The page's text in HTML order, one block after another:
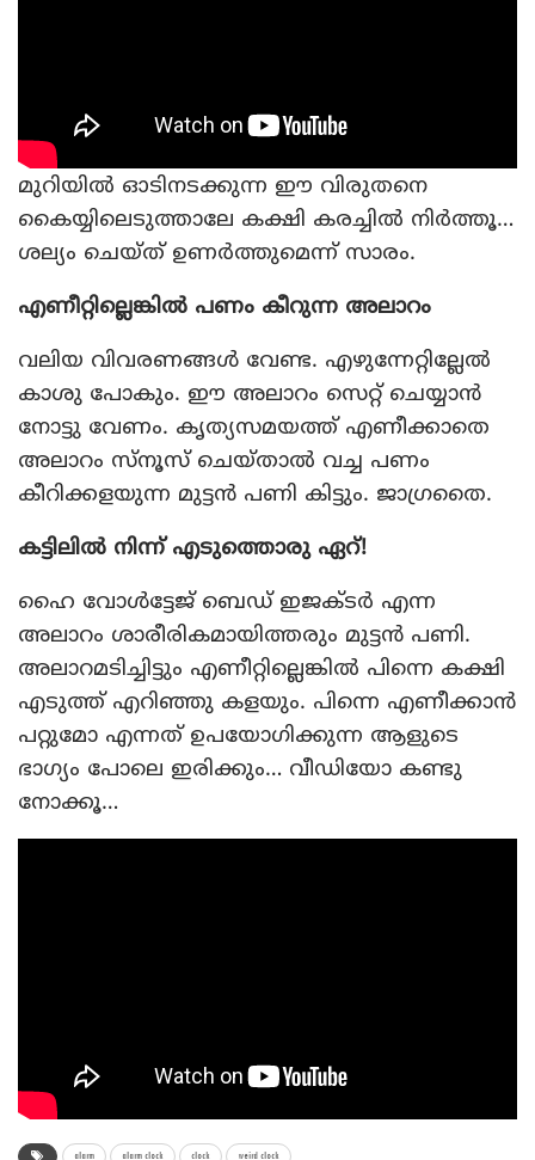
മുറിയില്‍ ഓടിനടക്കുന്ന ഈ വിരുതനെ
കൈയ്യിലെടുത്താലേ കക്ഷി കരച്ചില്‍ നിര്‍ത്തൂ…
ശല്യം ചെയ്ത് ഉണര്‍ത്തുമെന്ന് സാരം.
എണീറ്റില്ലെങ്കില്‍ പണം കീറുന്ന അലാറം
വലിയ വിവരണങ്ങള്‍ വേണ്ട. എഴുന്നേറ്റില്ലേല്‍
കാശു പോകും. ഈ അലാറം സെറ്റ് ചെയ്യാന്‍
നോട്ടു വേണം. കൃത്യസമയത്ത് എണീക്കാതെ
അലാറം സ്‌നൂസ് ചെയ്താല്‍ വച്ച പണം
കീറിക്കളയുന്ന മുട്ടന്‍ പണി കിട്ടും. ജാഗ്രതൈ.
കട്ടിലില്‍ നിന്ന് എടുത്തൊരു ഏറ്!
ഹൈ വോള്‍ട്ടേജ് ബെഡ് ഇജക്ടര്‍ എന്ന
അലാറം ശാരീരികമായിത്തരും മുട്ടന്‍ പണി.
അലാറമടിച്ചിട്ടും എണീറ്റില്ലെങ്കില്‍ പിന്നെ കക്ഷി
എടുത്ത് എറിഞ്ഞു കളയും. പിന്നെ എണീക്കാന്‍
പറ്റുമോ എന്നത് ഉപയോഗിക്കുന്ന ആളുടെ
ഭാഗ്യം പോലെ ഇരിക്കും… വീഡിയോ കണ്ടു
നോക്കൂ…
alarm alarm clock clock weird clock